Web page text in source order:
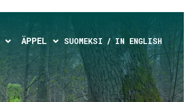
Expand child menu
ÄPPEL Expand child menu
SUOMEKSI IN ENGLISH